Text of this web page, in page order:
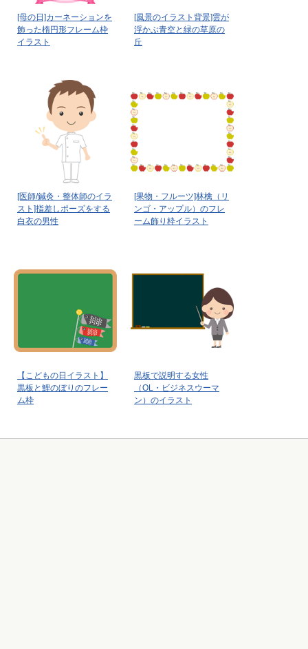
[母の日]カーネーションを
飾った楕円形フレーム枠
イラスト
[風景のイラスト背景]雲が
浮かぶ青空と緑の草原の
丘
[医師/鍼灸・整体師のイラ
スト]指差しポーズをする
白衣の男性
[果物・フルーツ]林檎（リ
ンゴ・アップル）のフレ
ーム飾り枠イラスト
【こどもの日イラスト】
黒板と鯉のぼりのフレー
ム枠
黒板で説明する女性
（OL・ビジネスウーマ
ン）のイラスト